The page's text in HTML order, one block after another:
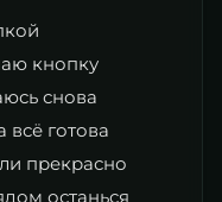
кнопку
снова
всё готова
прекрасно
останься